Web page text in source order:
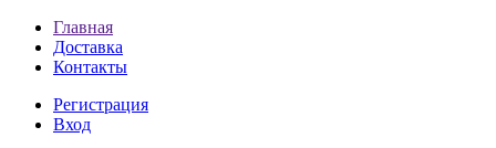
Главная
Доставка
Контакты
Регистрация
Вход